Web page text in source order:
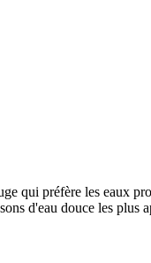
qui préfère les eaux
d'eau douce les plus